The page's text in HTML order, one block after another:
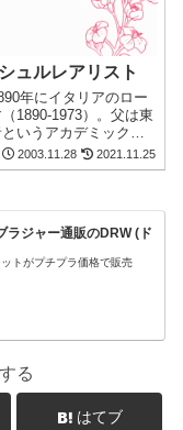
ュルレアリスト
年にイタリアのロー
1890-1973）。父は東
いうアカデミックな
住。オート・クチュー
2003.11.28 2021.11.25
ラジャー通販のDRW (ド
トがプチプラ価格で販売
る
はてブ